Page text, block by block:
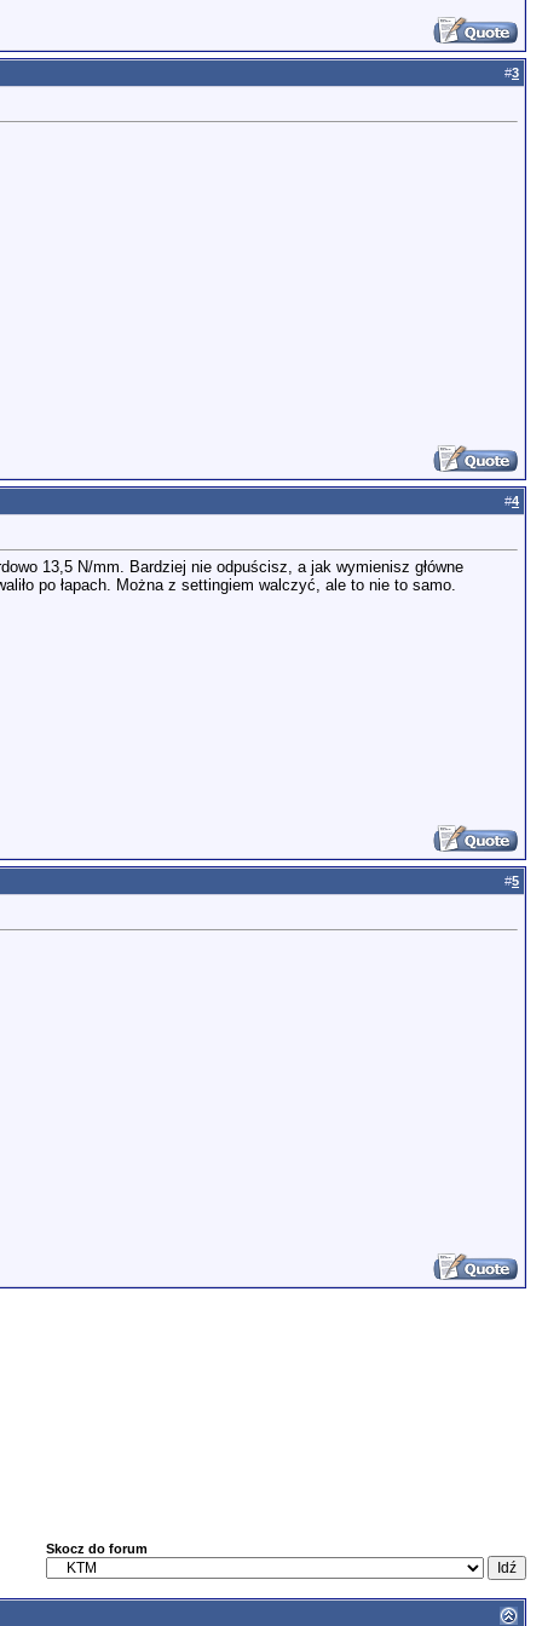
#3
#4
13,5 N/mm. Bardziej nie odpuścisz, a jak wymienisz główne
po łapach. Można z settingiem walczyć, ale to nie to samo.
#5
Skocz do forum